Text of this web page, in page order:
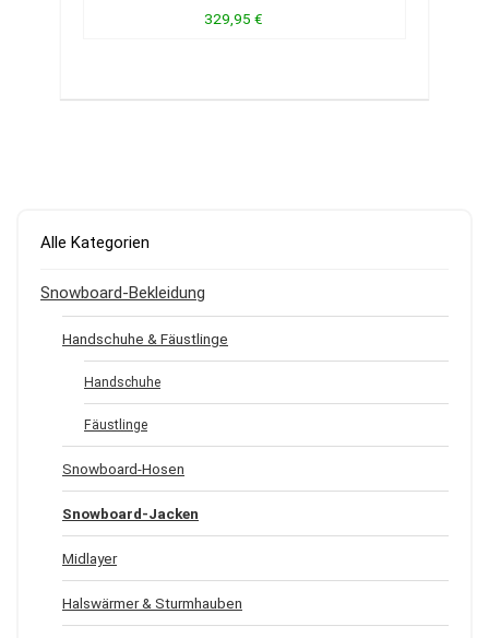
329,95 €
Alle Kategorien
Snowboard-Bekleidung
Handschuhe & Fäustlinge
Handschuhe
Fäustlinge
Snowboard-Hosen
Snowboard-Jacken
Midlayer
Halswärmer & Sturmhauben